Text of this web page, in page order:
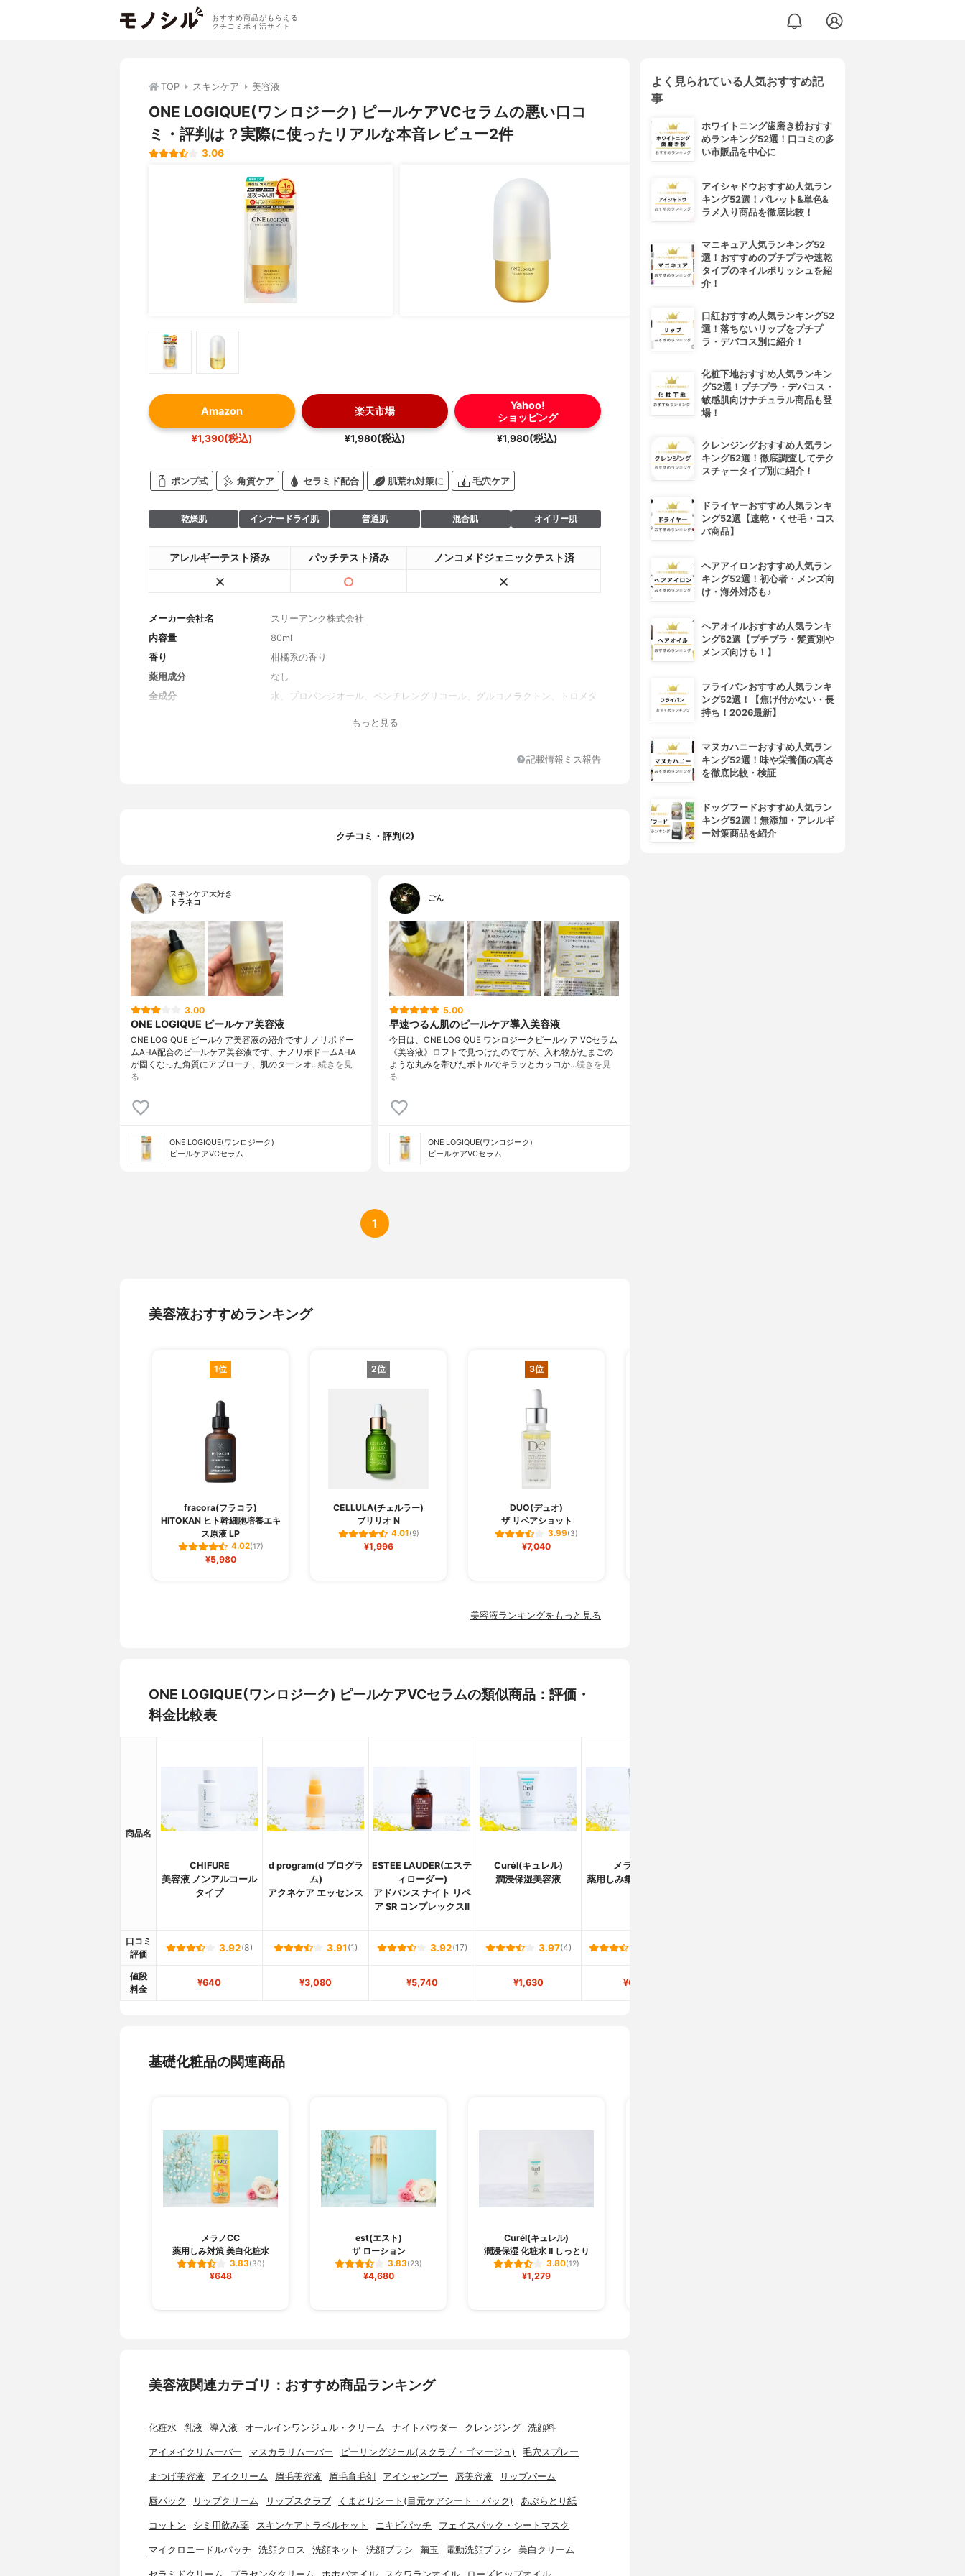
おすすめ商品がもらえる
クチコミポイ活サイト
TOP スキンケア 美容液
ONE LOGIQUE(ワンロジーク) ピールケアVCセラムの悪い口コ
ミ・評判は？実際に使ったリアルな本音レビュー2件
3.06
Amazon
¥1,390(税込)
楽天市場
¥1,980(税込)
Yahoo!
ショッピング
¥1,980(税込)
ポンプ式 角質ケア セラミド配合 肌荒れ対策に 毛穴ケア
乾燥肌 インナードライ肌 普通肌 混合肌 オイリー肌
アレルギーテスト済み パッチテスト済み ノンコメドジェニックテスト済
メーカー会社名
スリーアンク株式会社
内容量
80ml
香り
柑橘系の香り
薬用成分
なし
全成分
水、プロパンジオール、ペンチレングリコール、グルコノラクトン、トロメタ
キシンHCl、トコフェロール、パンテノール、セラミドNP、セラミドNG、セ
ル、PEG/PPG/ポリブチレングリコール―8/5/3グリセリン、ミリスチン酸ポリ
もっと見る
記載情報ミス報告
クチコミ・評判(2)
スキンケア大好き
トラネコ
3.00
ONE LOGIQUE ピールケア美容液
ONE LOGIQUE ピールケア美容液の紹介ですナノリポドー
ムAHA配合のピールケア美容液です、ナノリポドームAHA
が固くなった角質にアプローチ、肌のターンオ…続きを見
る
ONE LOGIQUE(ワンロジーク)
ピールケアVCセラム
ごん
5.00
早速つるん肌のピールケア導入美容液
今日は、ONE LOGIQUE ワンロジークピールケア VCセラム
《美容液》ロフトで見つけたのですが、入れ物がたまごの
ような丸みを帯びたボトルでキラッとカッコか…続きを見
る
ONE LOGIQUE(ワンロジーク)
ピールケアVCセラム
1
美容液おすすめランキング
1位
fracora(フラコラ)
HITOKAN ヒト幹細胞培養エキ
ス原液 LP
4.02(17)
¥5,980
2位
CELLULA(チェルラー)
ブリリオ N
4.01(9)
¥1,996
3位
DUO(デュオ)
ザ リペアショット
3.99(3)
¥7,040
美容液ランキングをもっと見る
ONE LOGIQUE(ワンロジーク) ピールケアVCセラムの類似商品：評価・
料金比較表
商品名
CHIFURE
美容液 ノンアルコール
タイプ
d program(d プログラ
ム)
アクネケア エッセンス
ESTEE LAUDER(エステ
ィローダー)
アドバンス ナイト リペ
ア SR コンプレックスⅡ
Curél(キュレル)
潤浸保湿美容液
メラノCC
薬用しみ集中対策 美容
口コミ
評価
3.92(8) 3.91 (1) 3.92(17) 3.97(4)
値段
料金
¥640 ¥3,080 ¥5,740 ¥1,630 ¥680
基礎化粧品の関連商品
メラノCC
薬用しみ対策 美白化粧水
3.83(30)
¥648
est(エスト)
ザ ローション
3.83(23)
¥4,680
Curél(キュレル)
潤浸保湿 化粧水 II しっとり
3.80(12)
¥1,279
美容液関連カテゴリ：おすすめ商品ランキング
化粧水 乳液 導入液 オールインワンジェル・クリーム ナイトパウダー クレンジング 洗顔料
アイメイクリムーバー マスカラリムーバー ピーリングジェル(スクラブ・ゴマージュ) 毛穴スプレー
まつげ美容液 アイクリーム 眉毛美容液 眉毛育毛剤 アイシャンプー 唇美容液 リップバーム
唇パック リップクリーム リップスクラブ くまとりシート(目元ケアシート・パック) あぶらとり紙
コットン シミ用飲み薬 スキンケアトラベルセット ニキビパッチ フェイスパック・シートマスク
マイクロニードルパッチ 洗顔クロス 洗顔ネット 洗顔ブラシ 繭玉 電動洗顔ブラシ 美白クリーム
よく見られている人気おすすめ記
事
ホワイトニング歯磨き粉おすす
めランキング52選！口コミの多
い市販品を中心に
アイシャドウおすすめ人気ラン
キング52選！パレット&単色&
ラメ入り商品を徹底比較！
マニキュア人気ランキング52
選！おすすめのプチプラや速乾
タイプのネイルポリッシュを紹
介！
口紅おすすめ人気ランキング52
選！落ちないリップをプチプ
ラ・デパコス別に紹介！
化粧下地おすすめ人気ランキン
グ52選！プチプラ・デパコス・
敏感肌向けナチュラル商品も登
場！
クレンジングおすすめ人気ラン
キング52選！徹底調査してテク
スチャータイプ別に紹介！
ドライヤーおすすめ人気ランキ
ング52選【速乾・くせ毛・コス
パ商品】
ヘアアイロンおすすめ人気ラン
キング52選！初心者・メンズ向
け・海外対応も♪
ヘアオイルおすすめ人気ランキ
ング52選【プチプラ・髪質別や
メンズ向けも！】
フライパンおすすめ人気ランキ
ング52選！【焦げ付かない・長
持ち！2026最新】
マヌカハニーおすすめ人気ラン
キング52選！味や栄養価の高さ
を徹底比較・検証
ドッグフードおすすめ人気ラン
キング52選！無添加・アレルギ
ー対策商品を紹介